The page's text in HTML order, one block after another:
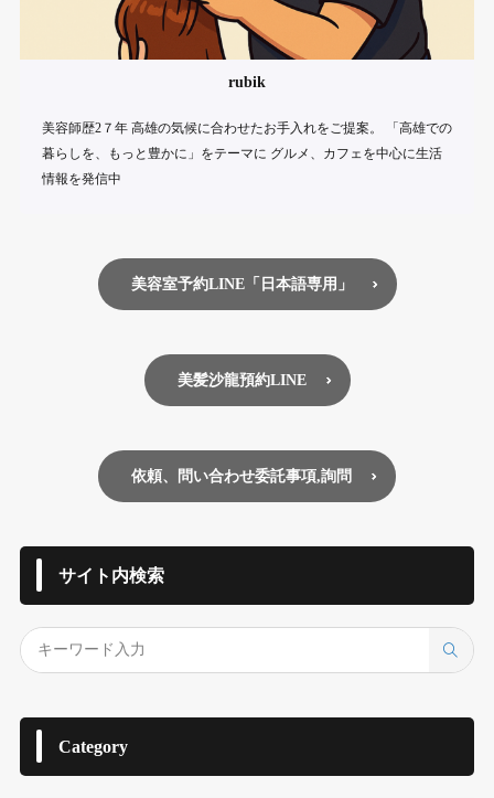
rubik
美容師歴2７年 高雄の気候に合わせたお手入れをご提案。 「高雄での
暮らしを、もっと豊かに」をテーマに グルメ、カフェを中心に生活
情報を発信中
美容室予約LINE「日本語専用」
美髪沙龍預約LINE
依頼、問い合わせ委託事項,詢問
サイト内検索
Category